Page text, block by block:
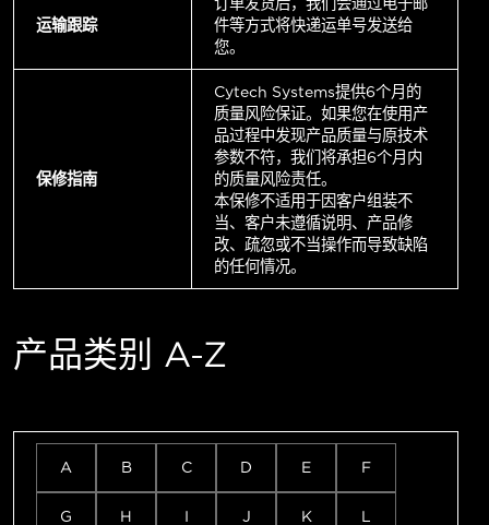
运输跟踪
件等方式将快递运单号发送给
您。
保修指南
Cytech Systems提供6个月的
质量风险保证。如果您在使用产
品过程中发现产品质量与原技术
参数不符，我们将承担6个月内
的质量风险责任。
本保修不适用于因客户组装不
当、客户未遵循说明、产品修
改、疏忽或不当操作而导致缺陷
的任何情况。
产品类别 A-Z
A B C D E F
G H I J K L